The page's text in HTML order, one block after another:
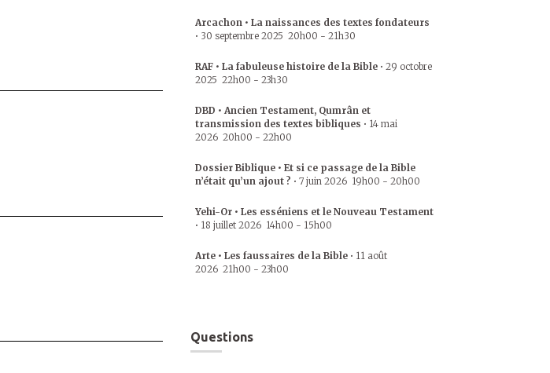
Arcachon • La naissances des textes fondateurs
• 30 septembre 2025 20h00 - 21h30
RAF • La fabuleuse histoire de la Bible • 29 octobre
2025 22h00 - 23h30
DBD • Ancien Testament, Qumrân et
transmission des textes bibliques • 14 mai
2026 20h00 - 22h00
Dossier Biblique • Et si ce passage de la Bible
n’était qu’un ajout ? • 7 juin 2026 19h00 - 20h00
Yehi-Or • Les esséniens et le Nouveau Testament
• 18 juillet 2026 14h00 - 15h00
Arte • Les faussaires de la Bible • 11 août
2026 21h00 - 23h00
Questions